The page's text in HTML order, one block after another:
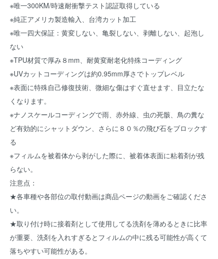
※唯一300KM/時速耐衝撃テスト認証取得している
※純正アメリカ製造輸入、台湾カット加工
※唯一四大保証：黄変しない、亀裂しない、剥離しない、起泡し
ない
※TPU材質で厚み８mm、耐黄変耐老化特殊コーディング
※UVカットコーディングは約0.95mm厚さでトップレベル
※表面に特殊自己修復技術、微細な傷はすぐ直せます、目立たな
くなります。
※ナノスケールコーディングで雨、赤外線、虫の死骸、鳥の糞な
ど有効的にシャットダウン、さらに８０％の飛び石をブロックす
る
※フィルムを被着体から剥がした際に、被着体表面に粘着剤が残
らない。
注意点：
★各車種や各部位の取付動画は商品ページの動画をご確認くださ
い。
★取り付け時に接着剤として使用してる洗剤を薄めるときに比率
が重要、洗剤を入れすぎるとフィルムの中に残る可能性が高くて
落ちやすい可能性がある。